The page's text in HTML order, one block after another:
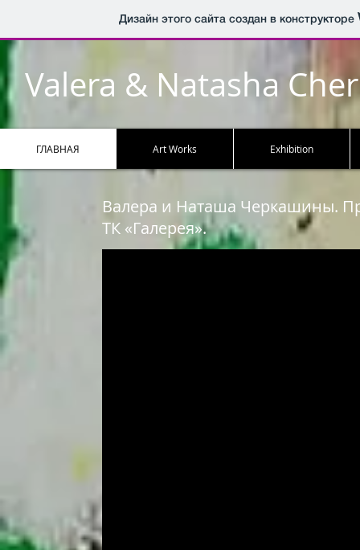
Дизайн этого сайта создан в конструкторе
Valera & Natasha
Валера и Наташа Черкашины.
ТК «Галерея».
ГЛАВНАЯ Art Works Exhibition